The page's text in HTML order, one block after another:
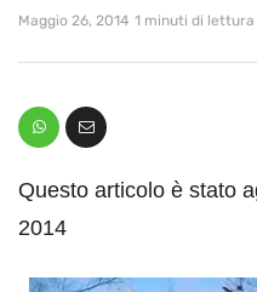
Maggio 26, 2014 1 minuti di lettura
Questo articolo è stato
2014